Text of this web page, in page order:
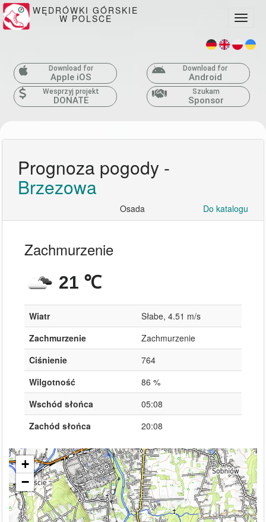
WĘDRÓWKI GÓRSKIE
W POLSCE
Download for
Apple iOS
Download for
Android
Wesprzyj projekt
DONATE
Szukam
Sponsor
Prognoza pogody -
Brzezowa
Osada Do katalogu
Zachmurzenie
21 ℃
Wiatr
Słabe, 4.51 m/s
Zachmurzenie
Zachmurzenie
Ciśnienie
764
Wilgotność
86 %
Wschód słońca
05:08
Zachód słońca
20:08
+
−